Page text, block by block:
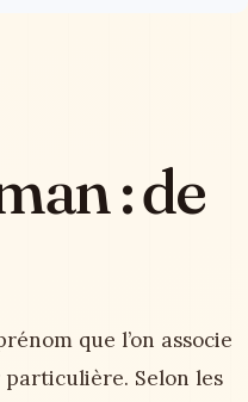
: de
que l’on associe
Selon les